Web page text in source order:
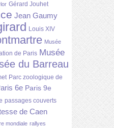
Gérard Jouhet
Jean Gaumy
Louis XIV
Musée
de Paris Musée
du Barreau
Parc zoologique de
6e Paris 9e
passages couverts
de Caen
mondiale rallyes